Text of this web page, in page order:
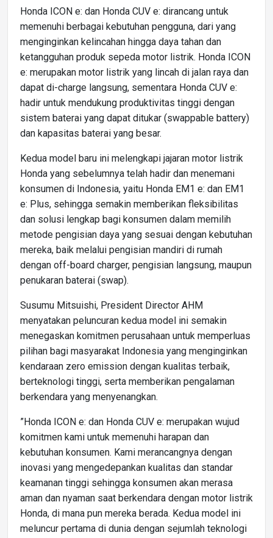
Honda ICON e: dan Honda CUV e: dirancang untuk
memenuhi berbagai kebutuhan pengguna, dari yang
menginginkan kelincahan hingga daya tahan dan
ketangguhan produk sepeda motor listrik. Honda ICON
e: merupakan motor listrik yang lincah di jalan raya dan
dapat di-charge langsung, sementara Honda CUV e:
hadir untuk mendukung produktivitas tinggi dengan
sistem baterai yang dapat ditukar (swappable battery)
dan kapasitas baterai yang besar.
Kedua model baru ini melengkapi jajaran motor listrik
Honda yang sebelumnya telah hadir dan menemani
konsumen di Indonesia, yaitu Honda EM1 e: dan EM1
e: Plus, sehingga semakin memberikan fleksibilitas
dan solusi lengkap bagi konsumen dalam memilih
metode pengisian daya yang sesuai dengan kebutuhan
mereka, baik melalui pengisian mandiri di rumah
dengan off-board charger, pengisian langsung, maupun
penukaran baterai (swap).
Susumu Mitsuishi, President Director AHM
menyatakan peluncuran kedua model ini semakin
menegaskan komitmen perusahaan untuk memperluas
pilihan bagi masyarakat Indonesia yang menginginkan
kendaraan zero emission dengan kualitas terbaik,
berteknologi tinggi, serta memberikan pengalaman
berkendara yang menyenangkan.
”Honda ICON e: dan Honda CUV e: merupakan wujud
komitmen kami untuk memenuhi harapan dan
kebutuhan konsumen. Kami merancangnya dengan
inovasi yang mengedepankan kualitas dan standar
keamanan tinggi sehingga konsumen akan merasa
aman dan nyaman saat berkendara dengan motor listrik
Honda, di mana pun mereka berada. Kedua model ini
meluncur pertama di dunia dengan sejumlah teknologi